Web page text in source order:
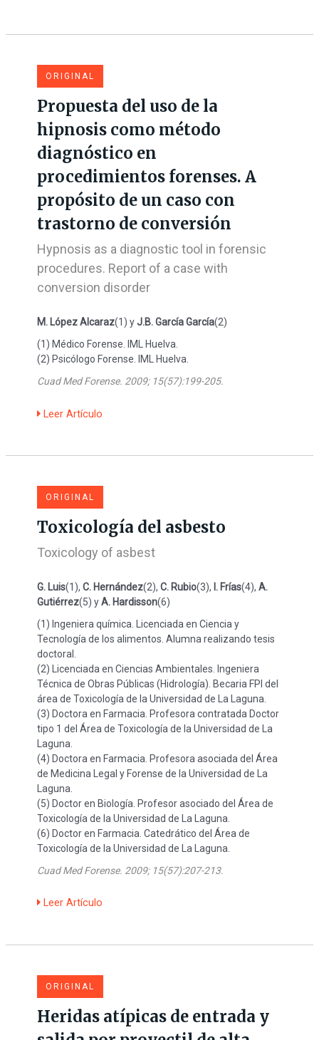
ORIGINAL
Propuesta del uso de la
hipnosis como método
diagnóstico en
procedimientos forenses. A
propósito de un caso con
trastorno de conversión
Hypnosis as a diagnostic tool in forensic
procedures. Report of a case with
conversion disorder
M. López Alcaraz(1) y J.B. García García(2)
(1) Médico Forense. IML Huelva.
(2) Psicólogo Forense. IML Huelva.
Cuad Med Forense. 2009; 15(57):199-205.
Leer Artículo
ORIGINAL
Toxicología del asbesto
Toxicology of asbest
G. Luis(1), C. Hernández(2), C. Rubio(3), I. Frías(4), A.
Gutiérrez(5) yA. Hardisson(6)
(1) Ingeniera química. Licenciada en Ciencia y
Tecnología de los alimentos. Alumna realizando tesis
doctoral.
(2) Licenciada en Ciencias Ambientales. Ingeniera
Técnica de Obras Públicas (Hidrología). Becaria FPI del
área de Toxicología de la Universidad de La Laguna.
(3) Doctora en Farmacia. Profesora contratada Doctor
tipo 1 del Área de Toxicología de la Universidad de La
Laguna.
(4) Doctora en Farmacia. Profesora asociada del Área
de Medicina Legal y Forense de la Universidad de La
Laguna.
(5) Doctor en Biología. Profesor asociado del Área de
Toxicología de la Universidad de La Laguna.
(6) Doctor en Farmacia. Catedrático del Área de
Toxicología de la Universidad de La Laguna.
Cuad Med Forense. 2009; 15(57):207-213.
Leer Artículo
ORIGINAL
Heridas atípicas de entrada y